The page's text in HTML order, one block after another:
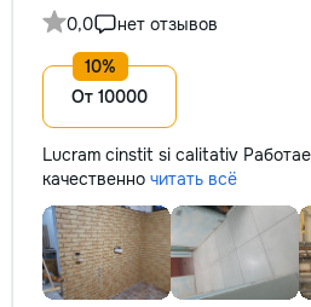
0,0
нет отзывов
От 10000
Lucram cinstit si calitativ
качественно читать всё